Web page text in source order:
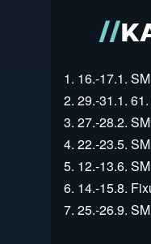
1. 16.-17.1.
2. 29.-31.1.
3. 27.-28.2.
4. 22.-23.5.
5. 12.-13.6.
6. 14.-15.8.
7. 25.-26.9.